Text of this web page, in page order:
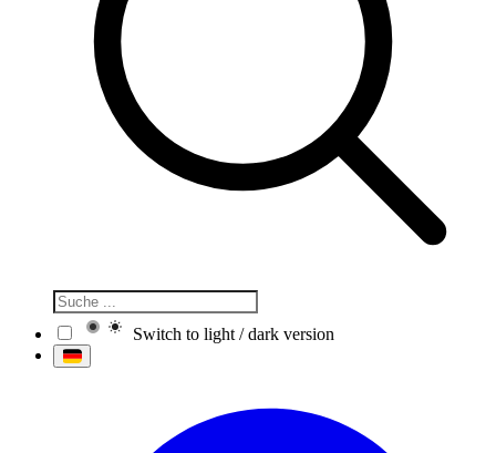
Switch to light / dark version